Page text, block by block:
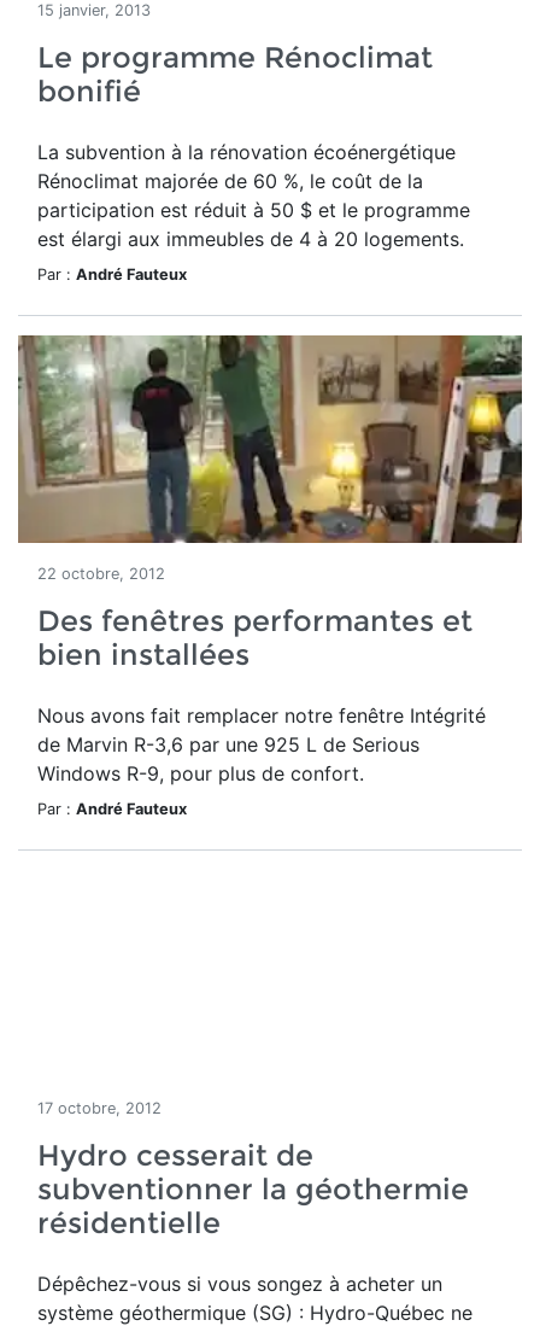
15 janvier, 2013
Le programme Rénoclimat
bonifié
La subvention à la rénovation écoénergétique
Rénoclimat majorée de 60 %, le coût de la
participation est réduit à 50 $ et le programme
est élargi aux immeubles de 4 à 20 logements.
Par : André Fauteux
22 octobre, 2012
Des fenêtres performantes et
bien installées
Nous avons fait remplacer notre fenêtre Intégrité
de Marvin R-3,6 par une 925 L de Serious
Windows R-9, pour plus de confort.
Par : André Fauteux
17 octobre, 2012
Hydro cesserait de
subventionner la géothermie
résidentielle
Dépêchez-vous si vous songez à acheter un
système géothermique (SG) : Hydro-Québec ne